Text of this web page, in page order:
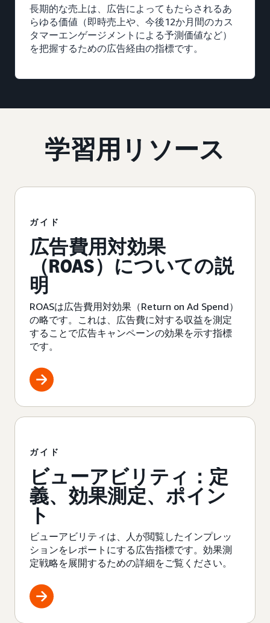
長期的な売上は、広告によってもたらされるあ
らゆる価値（即時売上や、今後12か月間のカス
タマーエンゲージメントによる予測価値など）
を把握するための広告経由の指標です。
学習用リソース
ガイド
広告費用対効果
（ROAS）についての説
明
ROASは広告費用対効果（Return on Ad Spend）
の略です。これは、広告費に対する収益を測定
することで広告キャンペーンの効果を示す指標
です。
ガイド
ビューアビリティ：定
義、効果測定、ポイン
ト
ビューアビリティは、人が閲覧したインプレッ
ションをレポートにする広告指標です。効果測
定戦略を展開するための詳細をご覧ください。